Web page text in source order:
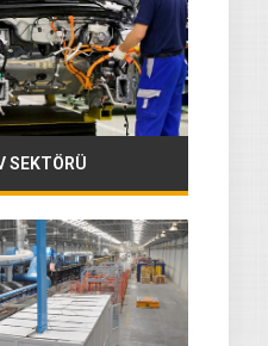
SEKTÖRÜ